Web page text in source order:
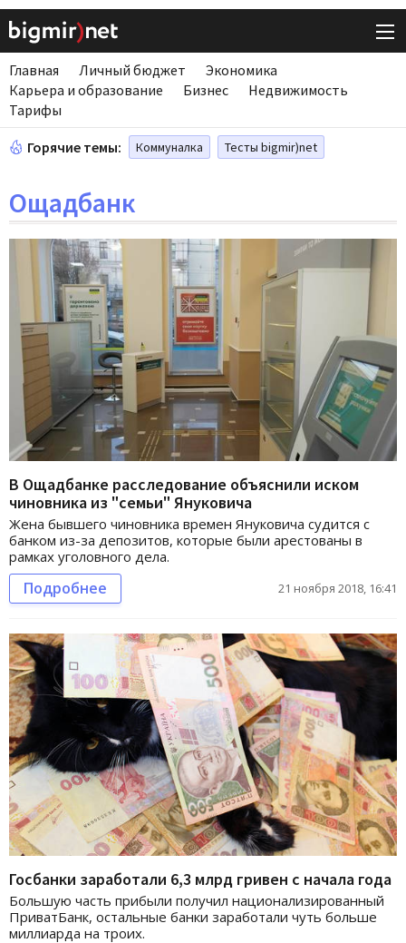
Главная Личный бюджет
Экономика
Карьера и образование
Бизнес
Недвижимость
Тарифы
Горячие темы: Коммуналка Тесты bigmir)net
Ощадбанк
В Ощадбанке расследование объяснили иском
чиновника из "семьи" Януковича
Жена бывшего чиновника времен Януковича судится с
банком из-за депозитов, которые были арестованы в
рамках уголовного дела.
Подробнее 21 ноября 2018, 16:41
Госбанки заработали 6,3 млрд гривен с начала года
Большую часть прибыли получил национализированный
ПриватБанк, остальные банки заработали чуть больше
миллиарда на троих.